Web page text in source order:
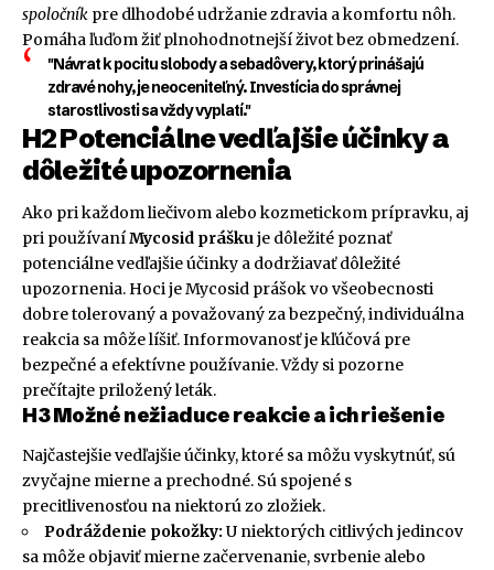
spoločník pre dlhodobé udržanie zdravia a komfortu nôh.
Pomáha ľuďom žiť plnohodnotnejší život bez obmedzení.
"Návrat k pocitu slobody a sebadôvery, ktorý prinášajú
zdravé nohy, je neoceniteľný. Investícia do správnej
starostlivosti sa vždy vyplatí."
H2 Potenciálne vedľajšie účinky a
dôležité upozornenia
Ako pri každom liečivom alebo kozmetickom prípravku, aj
pri používaníMycosid práškuje dôležité poznať
potenciálne vedľajšie účinky a dodržiavať dôležité
upozornenia. Hoci je Mycosid prášok vo všeobecnosti
dobre tolerovaný a považovaný za bezpečný, individuálna
reakcia sa môže líšiť. Informovanosť je kľúčová pre
bezpečné a efektívne používanie. Vždy si pozorne
prečítajte priložený leták.
H3 Možné nežiaduce reakcie a ich riešenie
Najčastejšie vedľajšie účinky, ktoré sa môžu vyskytnúť, sú
zvyčajne mierne a prechodné. Sú spojené s
precitlivenosťou na niektorú zo zložiek.
Podráždenie pokožky: U niektorých citlivých jedincov
sa môže objaviť mierne začervenanie, svrbenie alebo